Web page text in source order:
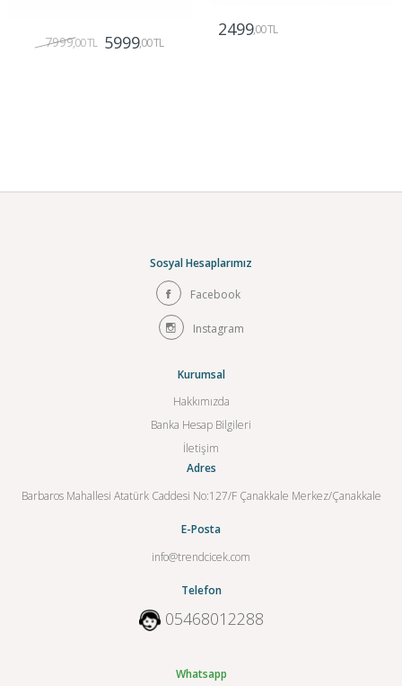
7999,00 TL 5999,00 TL
2499,00 TL
Sosyal Hesaplarımız
Facebook
Instagram
Kurumsal
Hakkımızda
Banka Hesap Bilgileri
İletişim
Adres
Barbaros Mahallesi Atatürk Caddesi No:127/F Çanakkale Merkez/Çanakkale
E-Posta
info@trendcicek.com
Telefon
05468012288
Whatsapp